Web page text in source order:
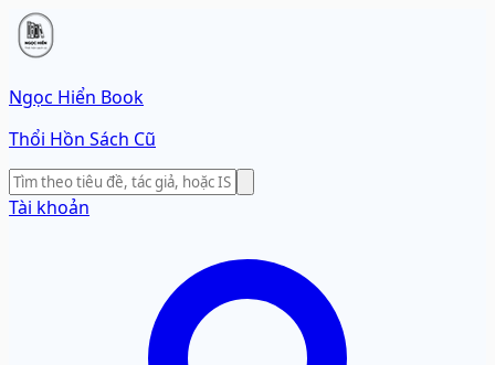
Ngọc Hiển Book
Thổi Hồn Sách Cũ
Tài khoản